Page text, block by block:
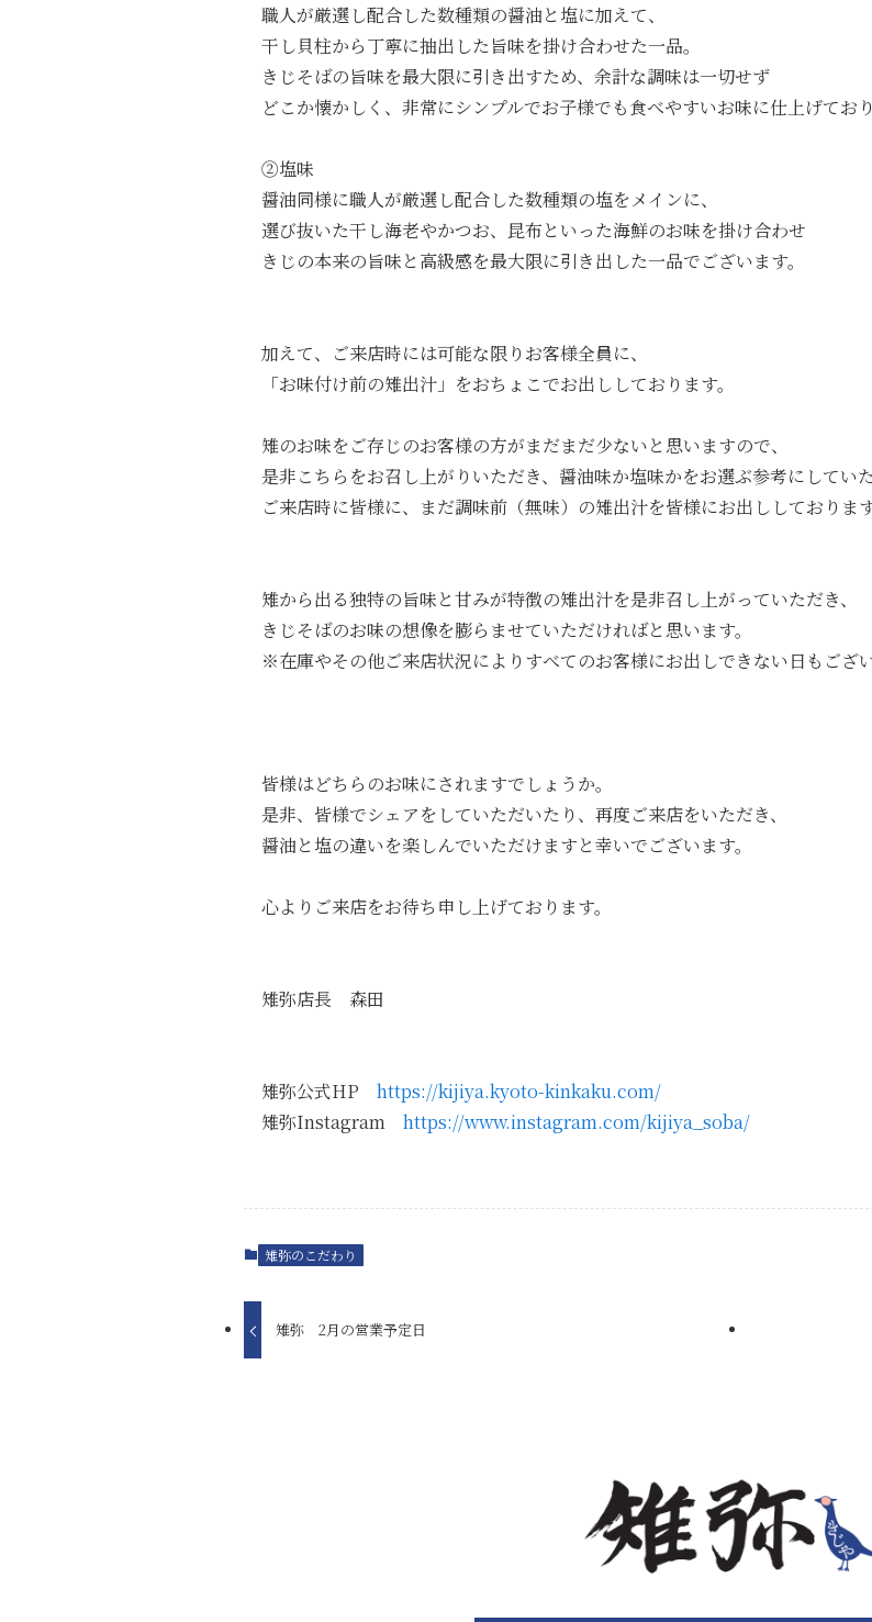
職人が厳選し配合した数種類の醤油と塩に加えて、
干し貝柱から丁寧に抽出した旨味を掛け合わせた一品。
きじそばの旨味を最大限に引き出すため、余計な調味は一切せず
どこか懐かしく、非常にシンプルでお子様でも食べやすいお味に仕上げており
②塩味
醤油同様に職人が厳選し配合した数種類の塩をメインに、
選び抜いた干し海老やかつお、昆布といった海鮮のお味を掛け合わせ
きじの本来の旨味と高級感を最大限に引き出した一品でございます。
加えて、ご来店時には可能な限りお客様全員に、
「お味付け前の雉出汁」をおちょこでお出ししております。
雉のお味をご存じのお客様の方がまだまだ少ないと思いますので、
是非こちらをお召し上がりいただき、醤油味か塩味かをお選ぶ参考にしてい
ご来店時に皆様に、まだ調味前（無味）の雉出汁を皆様にお出ししております
雉から出る独特の旨味と甘みが特徴の雉出汁を是非召し上がっていただき、
きじそばのお味の想像を膨らませていただければと思います。
※在庫やその他ご来店状況によりすべてのお客様にお出しできない日もござい
皆様はどちらのお味にされますでしょうか。
是非、皆様でシェアをしていただいたり、再度ご来店をいただき、
醤油と塩の違いを楽しんでいただけますと幸いでございます。
心よりご来店をお待ち申し上げております。
雉弥店長 森田
雉弥公式HP https://kijiya.kyoto-kinkaku.com/
雉弥Instagram https://www.instagram.com/kijiya_soba/
雉弥のこだわり
雉弥 2月の営業予定日